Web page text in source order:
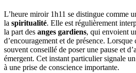
L’heure miroir 1h11 se distingue comme
la spiritualité. Elle est régulièrement
la part des anges gardiens, qui envoient
d’encouragement et de présence.
souvent conseillé de poser une pause et
émergent. Cet instant particulier signale
à une prise de conscience importante.